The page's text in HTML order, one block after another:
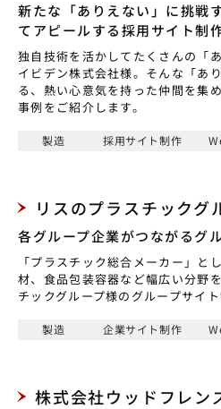
新たな「ありえない」に挑戦
てアピールする採用サイト制
独自技術を活かしてたくさんの「
イビデン株式会社様。そんな「あ
る、熱い心意気を持った仲間を集
事例をご紹介します。
製造 採用サイト制作
リスのプラスチックグ
各グループ企業がつながるグ
「プラスチック総合メーカー」と
材、食品包装容器など幅広い分野
チックグループ様のグループサイ
製造 企業サイト制作
株式会社ウッドフレン